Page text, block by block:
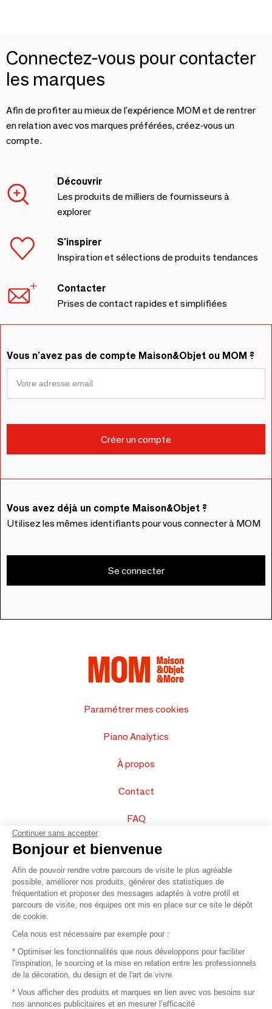
Connectez-vous pour contacter
les marques
Afin de profiter au mieux de l'expérience MOM et de rentrer
en relation avec vos marques préférées, créez-vous un
compte.
Découvrir
Les produits de milliers de fournisseurs à
explorer
S'inspirer
Inspiration et sélections de produits tendances
Contacter
Prises de contact rapides et simplifiées
Vous n'avez pas de compte Maison&Objet ou MOM ?
Vous avez déjà un compte Maison&Objet ?
Utilisez les mêmes identifiants pour vous connecter à MOM
Se connecter
Paramétrer mes cookies
Piano Analytics
À propos
Contact
FAQ
Vendez vos produits
Plan du site
© 2016 –Organisation SAFI
Recrutement
Continuer sans accepter
Bonjour et bienvenue
Afin de pouvoir rendre votre parcours de visite le plus agréable
possible, améliorer nos produits, générer des statistiques de
fréquentation et proposer des messages adaptés à votre profil et
parcours de visite, nos équipes ont mis en place sur ce site le dépôt
de cookie.
Cela nous est nécessaire par exemple pour :
* Optimiser les fonctionnalités que nous développons pour faciliter
l'inspiration, le sourcing et la mise en relation entre les professionnels
de la décoration, du design et de l'art de vivre
* Vous afficher des produits et marques en lien avec vos besoins sur
nos annonces publicitaires et en mesurer l’efficacité